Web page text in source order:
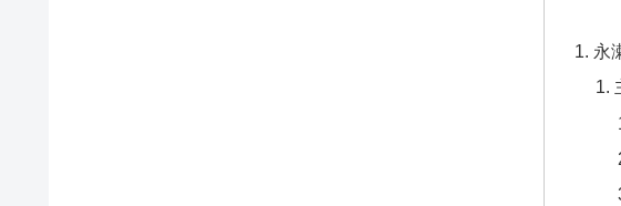
永